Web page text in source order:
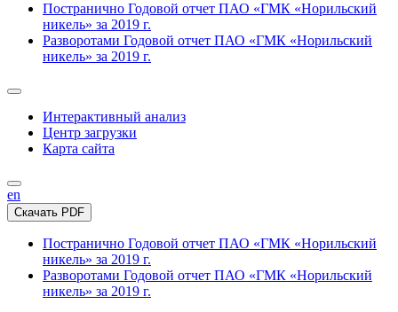
Постранично Годовой отчет ПАО «ГМК «Норильский
никель» за 2019 г.
Разворотами Годовой отчет ПАО «ГМК «Норильский
никель» за 2019 г.
Интерактивный анализ
Центр загрузки
Карта сайта
en
Скачать PDF
Постранично Годовой отчет ПАО «ГМК «Норильский
никель» за 2019 г.
Разворотами Годовой отчет ПАО «ГМК «Норильский
никель» за 2019 г.